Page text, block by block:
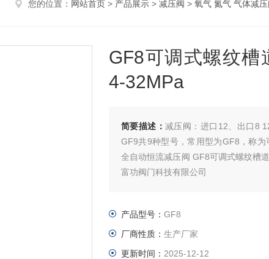
您的位置： 网站首页 > 产品展示 > 减压阀 > 氧气 氮气 气体减压
GF8可调式螺纹槽
4-32MPa
简要描述： 减压阀：进口12、出口8 12*8 螺纹槽道式减压阀由GF1至
GF9共9种型号，常用型为GF8，称
全自动恒流减压阀 GF8可调式螺纹槽道减
富功阀门科技有限公司
产品型号： GF8
厂商性质： 生产厂家
更新时间： 2025-12-12